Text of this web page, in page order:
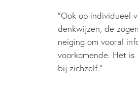
“Ook op individueel
denkwijzen, de
neiging om vooral
voorkomende. Het
bij zichzelf.”